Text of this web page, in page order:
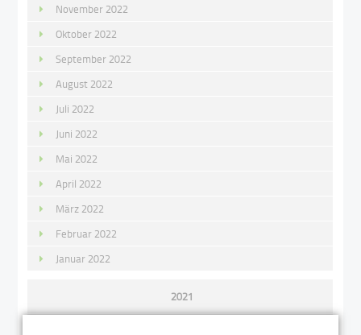
November 2022
Oktober 2022
September 2022
August 2022
Juli 2022
Juni 2022
Mai 2022
April 2022
März 2022
Februar 2022
Januar 2022
2021